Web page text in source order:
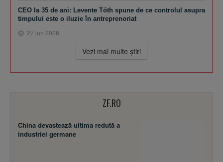
CEO la 35 de ani: Levente Tóth spune de ce controlul asupra
timpului este o iluzie în antreprenoriat
27 iun 2026
Vezi mai multe ştiri
ZF.RO
China devastează ultima redută a
industriei germane